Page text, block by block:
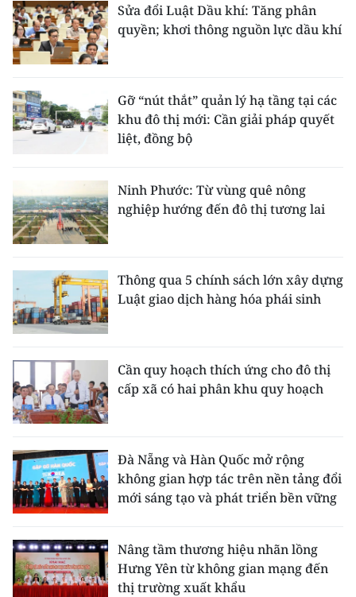
Sửa đổi Luật Dầu khí: Tăng phân
quyền; khơi thông nguồn lực dầu khí
Gỡ “nút thắt” quản lý hạ tầng tại các
khu đô thị mới: Cần giải pháp quyết
liệt, đồng bộ
Ninh Phước: Từ vùng quê nông
nghiệp hướng đến đô thị tương lai
Thông qua 5 chính sách lớn xây dựng
Luật giao dịch hàng hóa phái sinh
Cần quy hoạch thích ứng cho đô thị
cấp xã có hai phân khu quy hoạch
Đà Nẵng và Hàn Quốc mở rộng
không gian hợp tác trên nền tảng đổi
mới sáng tạo và phát triển bền vững
Nâng tầm thương hiệu nhãn lồng
Hưng Yên từ không gian mạng đến
thị trường xuất khẩu